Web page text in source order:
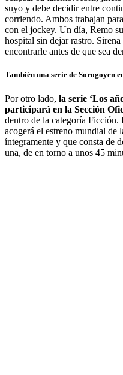
suyo y debe decidir entre
corriendo. Ambos trabajan
con el jockey. Un día, Remo
hospital sin dejar rastro.
encontrarle antes de que sea
También una serie de Sorogoyen
Por otro lado, la serie ‘Los
participará en la Sección
dentro de la categoría Ficción.
acogerá el estreno mundial de
íntegramente y que consta de
una, de en torno a unos 45